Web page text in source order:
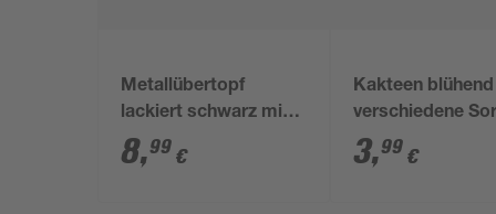
Metallübertopf
lackiert schwarz mit
Silberrand 15 x 17 x
12 cm
8,99 €
Kakteen blühend
verschiedene
5,5 cm Topf
3,99 €